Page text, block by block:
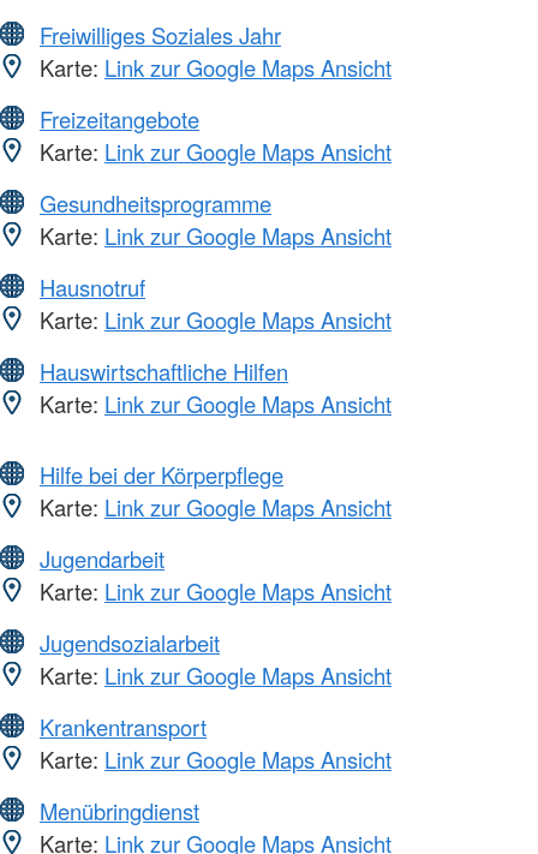
Freiwilliges Soziales Jahr
Karte: Link zur Google Maps Ansicht
Freizeitangebote
Karte: Link zur Google Maps Ansicht
Gesundheitsprogramme
Karte: Link zur Google Maps Ansicht
Hausnotruf
Karte: Link zur Google Maps Ansicht
Hauswirtschaftliche Hilfen
Karte: Link zur Google Maps Ansicht
Hilfe bei der Körperpflege
Karte: Link zur Google Maps Ansicht
Jugendarbeit
Karte: Link zur Google Maps Ansicht
Jugendsozialarbeit
Karte: Link zur Google Maps Ansicht
Krankentransport
Karte: Link zur Google Maps Ansicht
Menübringdienst
Karte: Link zur Google Maps Ansicht